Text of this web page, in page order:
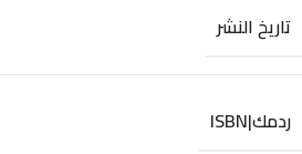
تاريخ النشر
ردمك|ISBN